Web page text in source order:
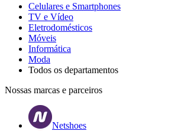
Celulares e Smartphones
TV e Vídeo
Eletrodomésticos
Móveis
Informática
Moda
Todos os departamentos
Nossas marcas e parceiros
Netshoes